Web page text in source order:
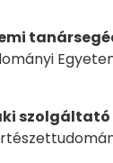
szolgáltató